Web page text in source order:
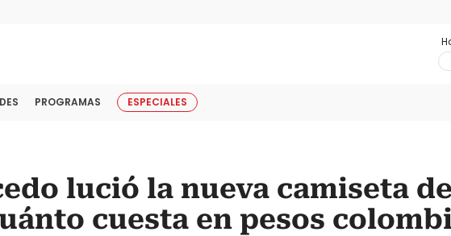
PROGRAMAS ESPECIALES
lució la nueva camiseta
cuesta en pesos